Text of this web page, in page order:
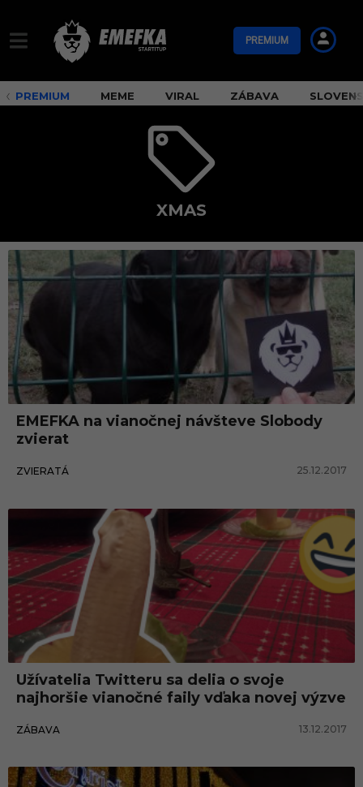
PREMIUM
PREMIUM MEME VIRAL ZÁBAVA
XMAS
x
m
a
s
EMEFKA na vianočnej návšteve Slobody
zvierat
ZVIERATÁ 25.12.2017
Užívatelia Twitteru sa delia o svoje
najhoršie vianočné faily vďaka novej výzve
ZÁBAVA 13.12.2017